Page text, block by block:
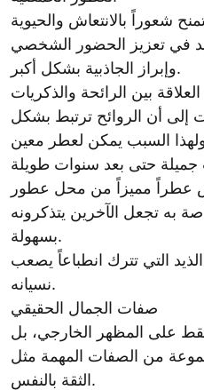
في تعزيز الحضور الشخصي
وإبراز الجاذبية بشكل أكبر.
العلاقة بين الرائحة والذكريات
إلى أن الروائح ترتبط بشكل
السبب يمكن لعطر معين
عطراً مميزاً من محل عطور
به تجعل الآخرين يتذكرونه
بسهولة.
التي تترك انطباعاً يصعب
نسيانه.
صفات الجمال الحقيقي
على المظهر الخارجي، بل
الثقة بالنفس.